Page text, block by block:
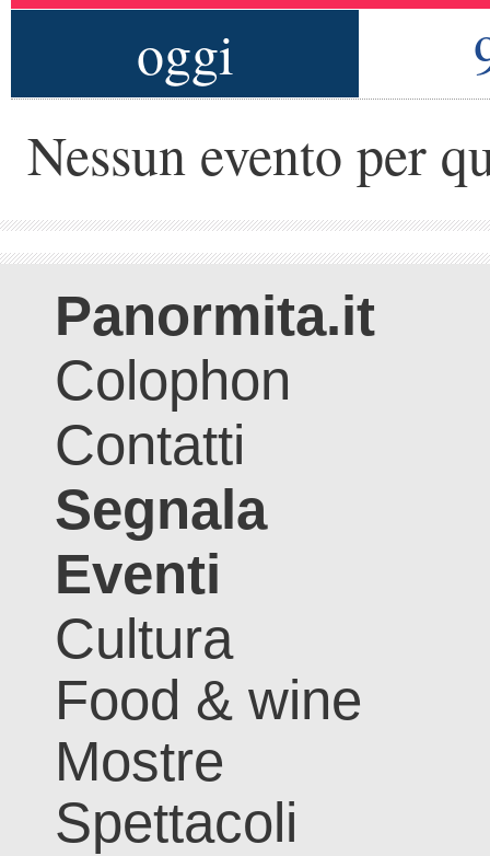
oggi
Nessun evento per
Panormita.it
Colophon
Contatti
Segnala
Eventi
Cultura
Food & wine
Mostre
Spettacoli